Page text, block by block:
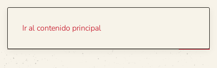
Ir al contenido principal